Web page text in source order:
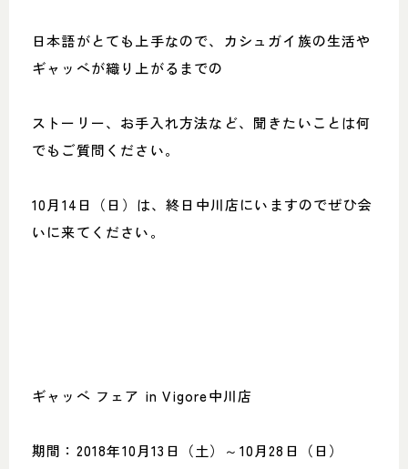
日本語がとても上手なので、カシュガイ族の生活や
ギャッベが織り上がるまでの
ストーリー、お手入れ方法など、聞きたいことは何
でもご質問ください。
10月14日（日）は、終日中川店にいますのでぜひ会
いに来てください。
ギャッベ フェア in Vigore中川店
期間：2018年10月13日（土）～10月28日（日）